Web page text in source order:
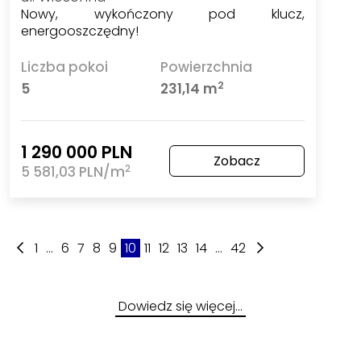
Nowy, wykończony pod klucz,
energooszczędny!
Liczba pokoi
5
Powierzchnia
231,14 m2
1 290 000 PLN
5 581,03 PLN/m2 Zobacz
1 ... 6 7 8 9 10 11 12 13 14 ... 42
Dowiedz się więcej…